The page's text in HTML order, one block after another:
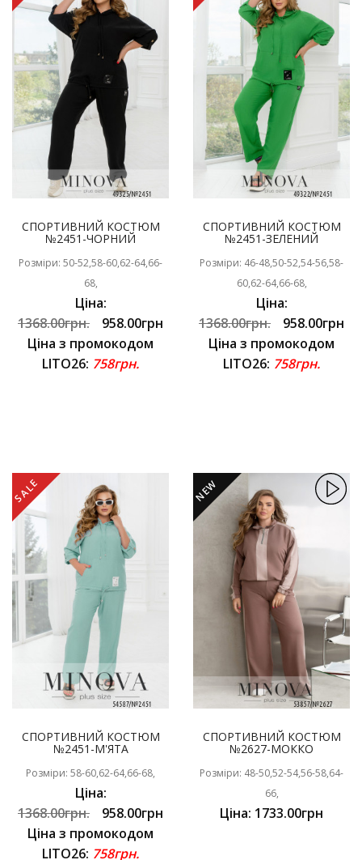
СПОРТИВНИЙ КОСТЮМ
№2451-ЧОРНИЙ
Розміри: 50-52,58-60,62-64,66-
68,
Ціна:
1368.00грн.
958.00грн
Ціна з промокодом
LITO26: 758грн.
СПОРТИВНИЙ КОСТЮМ
№2451-ЗЕЛЕНИЙ
Розміри: 46-48,50-52,54-56,58-
60,62-64,66-68,
Ціна:
1368.00грн.
958.00грн
Ціна з промокодом
LITO26: 758грн.
SALE
СПОРТИВНИЙ КОСТЮМ
№2451-М'ЯТА
Розміри: 58-60,62-64,66-68,
Ціна:
1368.00грн.
958.00грн
Ціна з промокодом
LITO26: 758грн.
NEW
СПОРТИВНИЙ КОСТЮМ
№2627-МОККО
Розміри: 48-50,52-54,56-58,64-
66,
Ціна: 1733.00грн